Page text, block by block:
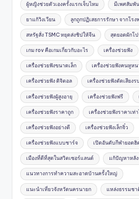
ผู้หญิงช่วยตัวเองครั้งแรกเจ็บไหม มีเพศสัมพั
ยาแก้วิงเวียน ลูกถูกปฏิเสธการรักษา จากโรง
สหรัฐสั่ง TSMC หยุดส่งชิปให้จีน สุดยอดผักโ
เกม rov คือเกมเกี่ยวกับอะไร เครื่องช่วยฟัง
เครื่องช่วยฟังขนาดเล็ก เครื่องช่วยฟังคนหูหน
เครื่องช่วยฟัง ดิจิตอล เครื่องช่วยฟังตัดเสียงร
เครื่องช่วยฟังผู้สูงอายุ เครื่องช่วยฟังฟรี
เครื่องช่วยฟังราคาถูก เครื่องช่วยฟังราคาเท่
เครื่องช่วยฟังอย่างดี เครื่องช่วยฟังเล็กจิ๋ว
เครื่องช่วยฟังแบบชาร์จ เปิดอันดับกีฬายอดฮิ
เมืองที่ดีที่สุดในสวิตเซอร์แลนด์ แก้ปัญหาหลัง
แนวทางการทำความสะอาดบ้านครั้งใหญ่
แนะนำเที่ยวจังหวัดนครนายก แหล่งธรรมช